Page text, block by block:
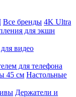
Все бренды 4K Ultra
для экшн
видео
для телефона
45 см Настольные
Держатели и